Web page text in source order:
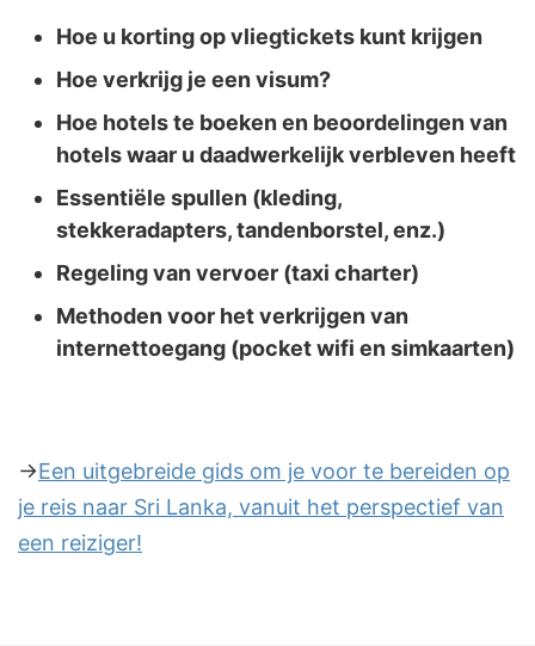
Hoe u korting op vliegtickets kunt krijgen
Hoe verkrijg je een visum?
Hoe hotels te boeken en beoordelingen van
hotels waar u daadwerkelijk verbleven heeft
Essentiële spullen (kleding,
stekkeradapters, tandenborstel, enz.)
Regeling van vervoer (taxi charter)
Methoden voor het verkrijgen van
internettoegang (pocket wifi en simkaarten)
→Een uitgebreide gids om je voor te bereiden op
je reis naar Sri Lanka, vanuit het perspectief van
een reiziger!